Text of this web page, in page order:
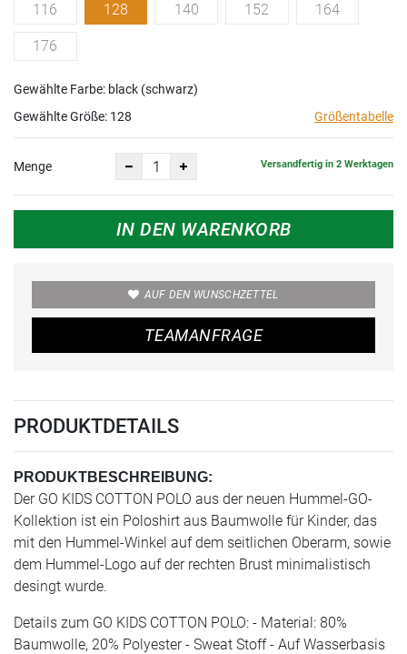
116 128 140 152 164
176
Gewählte Farbe: black (schwarz)
Gewählte Größe: 128 Größentabelle
Menge Versandfertig in 2 Werktagen
IN DEN WARENKORB
AUF DEN WUNSCHZETTEL
TEAMANFRAGE
PRODUKTDETAILS
PRODUKTBESCHREIBUNG:
Der GO KIDS COTTON POLO aus der neuen Hummel-GO-
Kollektion ist ein Poloshirt aus Baumwolle für Kinder, das
mit den Hummel-Winkel auf dem seitlichen Oberarm, sowie
dem Hummel-Logo auf der rechten Brust minimalistisch
desingt wurde.
Details zum GO KIDS COTTON POLO: - Material: 80%
Baumwolle, 20% Polyester - Sweat Stoff - Auf Wasserbasis